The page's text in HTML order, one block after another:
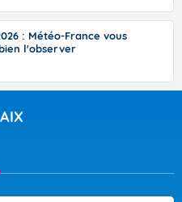
: Météo-France vous
l'observer